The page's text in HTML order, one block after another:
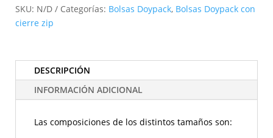
con
cierre
SKU: N/D Categorías: Bolsas Doypack, Bolsas Doypack con
cierre zip
DESCRIPCIÓN
INFORMACIÓN ADICIONAL
Las composiciones de los distintos tamaños son: